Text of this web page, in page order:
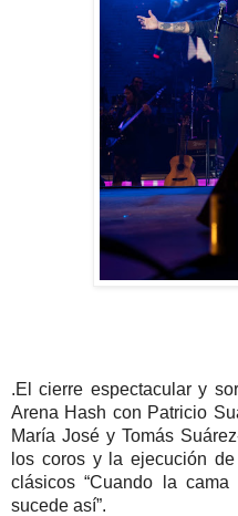
.El cierre espectacular y
Arena Hash con Patricio
María José y Tomás
los coros y la ejecución
clásicos “Cuando la
sucede así”.